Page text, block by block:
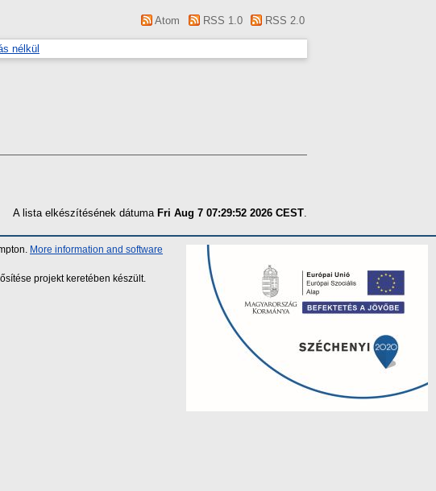
Atom RSS 1.0 RSS 2.0
nélkül
A lista elkészítésének dátuma Fri Aug 7 07:29:52 2026 CEST.
More information and software
projekt keretében készült.